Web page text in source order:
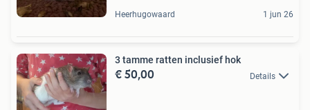
Heerhugowaard 1 jun 26
3 tamme ratten inclusief hok
€ 50,00 Details